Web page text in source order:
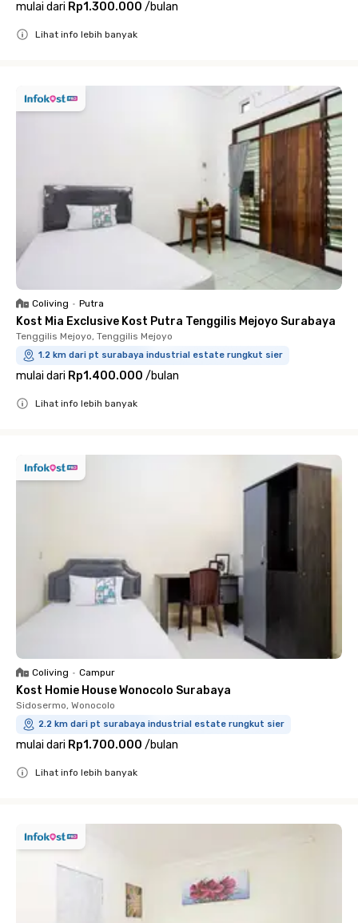
mulai dari Rp1.300.000 /bulan
Lihat info lebih banyak
Coliving • Putra
Kost Mia Exclusive Kost Putra Tenggilis Mejoyo Surabaya
Tenggilis Mejoyo, Tenggilis Mejoyo
1.2 km dari pt surabaya industrial estate rungkut sier
mulai dari Rp1.400.000 /bulan
Lihat info lebih banyak
Coliving • Campur
Kost Homie House Wonocolo Surabaya
Sidosermo, Wonocolo
2.2 km dari pt surabaya industrial estate rungkut sier
mulai dari Rp1.700.000 /bulan
Lihat info lebih banyak